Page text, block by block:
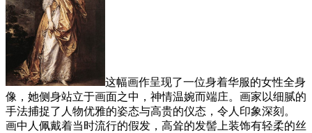
这幅画作呈现了一位身着华服的女性全身
像，她侧身站立于画面之中，神情温婉而端庄。画家以细腻的
手法捕捉了人物优雅的姿态与高贵的仪态，令人印象深刻。
画中人佩戴着当时流行的假发，高耸的发髻上装饰有轻柔的丝